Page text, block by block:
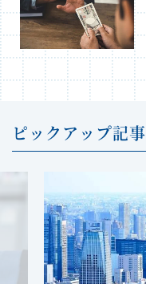
ピックアップ記事